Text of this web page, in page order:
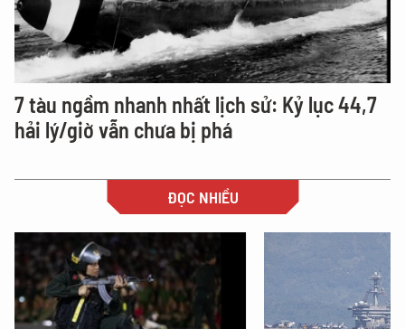
7 tàu ngầm nhanh nhất lịch sử: Kỷ lục 44,7
hải lý/giờ vẫn chưa bị phá
ĐỌC NHIỀU